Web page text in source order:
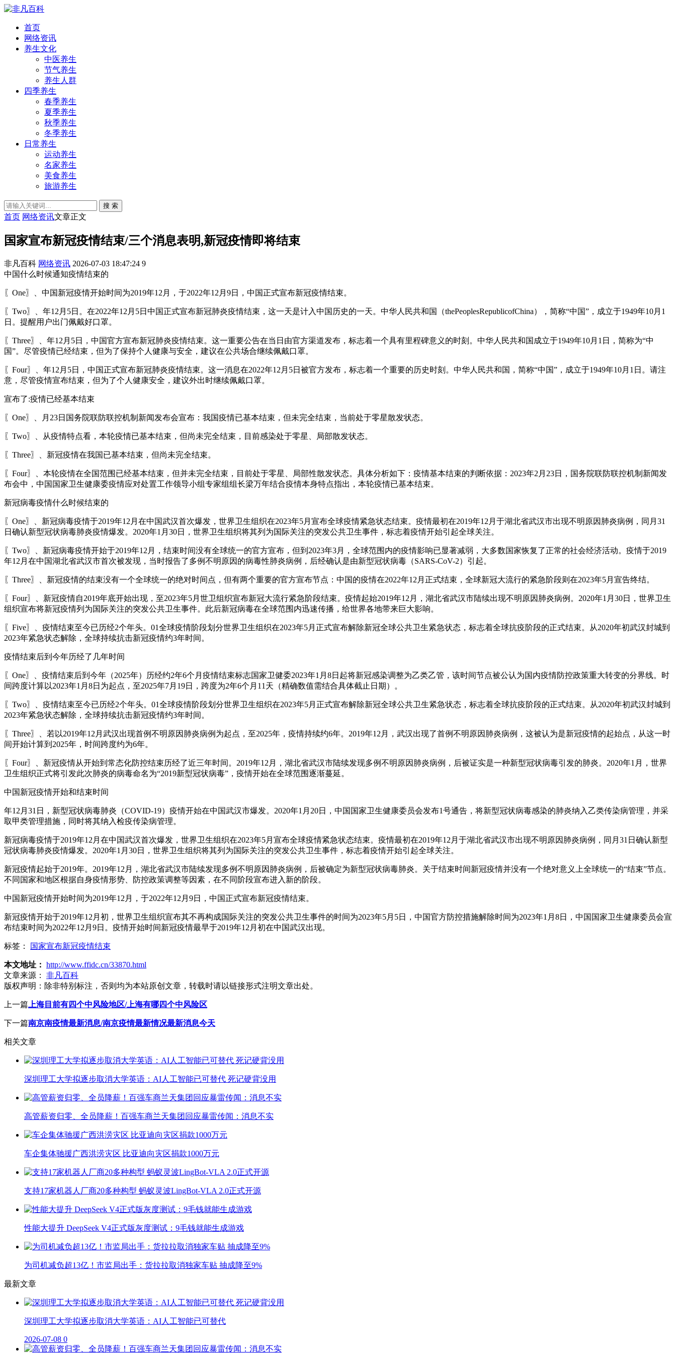
首页
网络资讯
养生文化
中医养生
节气养生
养生人群
四季养生
春季养生
夏季养生
秋季养生
冬季养生
日常养生
运动养生
名家养生
美食养生
旅游养生
搜 索
首页 网络资讯文章正文
国家宣布新冠疫情结束/三个消息表明,新冠疫情即将结束
非凡百科 网络资讯 2026-07-03 18:47:24 9
中国什么时候通知疫情结束的
〖One〗、中国新冠疫情开始时间为2019年12月，于2022年12月9日，中国正式宣布新冠疫情结束。
〖Two〗、年12月5日。在2022年12月5日中国正式宣布新冠肺炎疫情结束，这一天是计入中国历史的一天。中华人民共和国（thePeoplesRepublicofChina），简称“中国”，成立于1949年10月1
日。提醒用户出门佩戴好口罩。
〖Three〗、年12月5日，中国官方宣布新冠肺炎疫情结束。这一重要公告在当日由官方渠道发布，标志着一个具有里程碑意义的时刻。中华人民共和国成立于1949年10月1日，简称为“中
国”。尽管疫情已经结束，但为了保持个人健康与安全，建议在公共场合继续佩戴口罩。
〖Four〗、年12月5日，中国正式宣布新冠肺炎疫情结束。这一消息在2022年12月5日被官方发布，标志着一个重要的历史时刻。中华人民共和国，简称“中国”，成立于1949年10月1日。请注
意，尽管疫情宣布结束，但为了个人健康安全，建议外出时继续佩戴口罩。
宣布了:疫情已经基本结束
〖One〗、月23日国务院联防联控机制新闻发布会宣布：我国疫情已基本结束，但未完全结束，当前处于零星散发状态。
〖Two〗、从疫情特点看，本轮疫情已基本结束，但尚未完全结束，目前感染处于零星、局部散发状态。
〖Three〗、新冠疫情在我国已基本结束，但尚未完全结束。
〖Four〗、本轮疫情在全国范围已经基本结束，但并未完全结束，目前处于零星、局部性散发状态。具体分析如下：疫情基本结束的判断依据：2023年2月23日，国务院联防联控机制新闻发
布会中，中国国家卫生健康委疫情应对处置工作领导小组专家组组长梁万年结合疫情本身特点指出，本轮疫情已基本结束。
新冠病毒疫情什么时候结束的
〖One〗、新冠病毒疫情于2019年12月在中国武汉首次爆发，世界卫生组织在2023年5月宣布全球疫情紧急状态结束。疫情最初在2019年12月于湖北省武汉市出现不明原因肺炎病例，同月31
日确认新型冠状病毒肺炎疫情爆发。2020年1月30日，世界卫生组织将其列为国际关注的突发公共卫生事件，标志着疫情开始引起全球关注。
〖Two〗、新冠病毒疫情开始于2019年12月，结束时间没有全球统一的官方宣布，但到2023年3月，全球范围内的疫情影响已显著减弱，大多数国家恢复了正常的社会经济活动。疫情于2019
年12月在中国湖北省武汉市首次被发现，当时报告了多例不明原因的病毒性肺炎病例，后经确认是由新型冠状病毒（SARS-CoV-2）引起。
〖Three〗、新冠疫情的结束没有一个全球统一的绝对时间点，但有两个重要的官方宣布节点：中国的疫情在2022年12月正式结束，全球新冠大流行的紧急阶段则在2023年5月宣告终结。
〖Four〗、新冠疫情自2019年底开始出现，至2023年5月世卫组织宣布新冠大流行紧急阶段结束。疫情起始2019年12月，湖北省武汉市陆续出现不明原因肺炎病例。2020年1月30日，世界卫生
组织宣布将新冠疫情列为国际关注的突发公共卫生事件。此后新冠病毒在全球范围内迅速传播，给世界各地带来巨大影响。
〖Five〗、疫情结束至今已历经2个年头。01全球疫情阶段划分世界卫生组织在2023年5月正式宣布解除新冠全球公共卫生紧急状态，标志着全球抗疫阶段的正式结束。从2020年初武汉封城到
2023年紧急状态解除，全球持续抗击新冠疫情约3年时间。
疫情结束后到今年历经了几年时间
〖One〗、疫情结束后到今年（2025年）历经约2年6个月疫情结束标志国家卫健委2023年1月8日起将新冠感染调整为乙类乙管，该时间节点被公认为国内疫情防控政策重大转变的分界线。时
间跨度计算以2023年1月8日为起点，至2025年7月19日，跨度为2年6个月11天（精确数值需结合具体截止日期）。
〖Two〗、疫情结束至今已历经2个年头。01全球疫情阶段划分世界卫生组织在2023年5月正式宣布解除新冠全球公共卫生紧急状态，标志着全球抗疫阶段的正式结束。从2020年初武汉封城到
2023年紧急状态解除，全球持续抗击新冠疫情约3年时间。
〖Three〗、若以2019年12月武汉出现首例不明原因肺炎病例为起点，至2025年，疫情持续约6年。2019年12月，武汉出现了首例不明原因肺炎病例，这被认为是新冠疫情的起始点，从这一时
间开始计算到2025年，时间跨度约为6年。
〖Four〗、新冠疫情从开始到常态化防控结束历经了近三年时间。2019年12月，湖北省武汉市陆续发现多例不明原因肺炎病例，后被证实是一种新型冠状病毒引发的肺炎。2020年1月，世界
卫生组织正式将引发此次肺炎的病毒命名为“2019新型冠状病毒”，疫情开始在全球范围逐渐蔓延。
中国新冠疫情开始和结束时间
年12月31日，新型冠状病毒肺炎（COVID-19）疫情开始在中国武汉市爆发。2020年1月20日，中国国家卫生健康委员会发布1号通告，将新型冠状病毒感染的肺炎纳入乙类传染病管理，并采
取甲类管理措施，同时将其纳入检疫传染病管理。
新冠病毒疫情于2019年12月在中国武汉首次爆发，世界卫生组织在2023年5月宣布全球疫情紧急状态结束。疫情最初在2019年12月于湖北省武汉市出现不明原因肺炎病例，同月31日确认新型
冠状病毒肺炎疫情爆发。2020年1月30日，世界卫生组织将其列为国际关注的突发公共卫生事件，标志着疫情开始引起全球关注。
新冠疫情起始于2019年。2019年12月，湖北省武汉市陆续发现多例不明原因肺炎病例，后被确定为新型冠状病毒肺炎。关于结束时间新冠疫情并没有一个绝对意义上全球统一的“结束”节点。
不同国家和地区根据自身疫情形势、防控政策调整等因素，在不同阶段宣布进入新的阶段。
中国新冠疫情开始时间为2019年12月，于2022年12月9日，中国正式宣布新冠疫情结束。
新冠疫情开始于2019年12月初，世界卫生组织宣布其不再构成国际关注的突发公共卫生事件的时间为2023年5月5日，中国官方防控措施解除时间为2023年1月8日，中国国家卫生健康委员会宣
布结束时间为2022年12月9日。疫情开始时间新冠疫情最早于2019年12月初在中国武汉出现。
标签： 国家宣布新冠疫情结束
本文地址： http://www.ffidc.cn/33870.html
文章来源：
非凡百科
版权声明： 除非特别标注，否则均为本站原创文章，转载时请以链接形式注明文章出处。
上一篇 上海目前有四个中风险地区/上海有哪四个中风险区
下一篇南京南疫情最新消息/南京疫情最新情况最新消息今天
相关文章
深圳理工大学拟逐步取消大学英语：AI人工智能已可替代 死记硬背没用
高管薪资归零、全员降薪！百强车商兰天集团回应暴雷传闻：消息不实
车企集体驰援广西洪涝灾区 比亚迪向灾区捐款1000万元
支持17家机器人厂商20多种构型 蚂蚁灵波LingBot-VLA 2.0正式开源
性能大提升 DeepSeek V4正式版灰度测试：9毛钱就能生成游戏
为司机减负超13亿！市监局出手：货拉拉取消独家车贴 抽成降至9%
最新文章
深圳理工大学拟逐步取消大学英语：AI人工智能已可替代
2026-07-08 0